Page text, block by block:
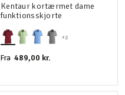
+2
Kentaur kortærmet dame
funktionsskjorte
Fra 489,00 kr.